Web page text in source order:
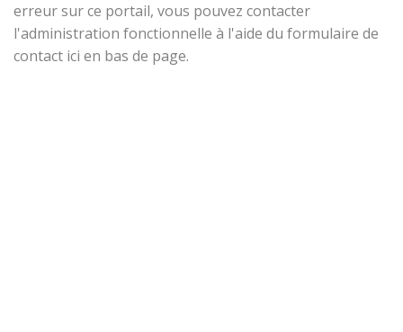
erreur sur ce portail, vous pouvez contacter
l'administration fonctionnelle à l'aide du formulaire de
contact ici en bas de page.